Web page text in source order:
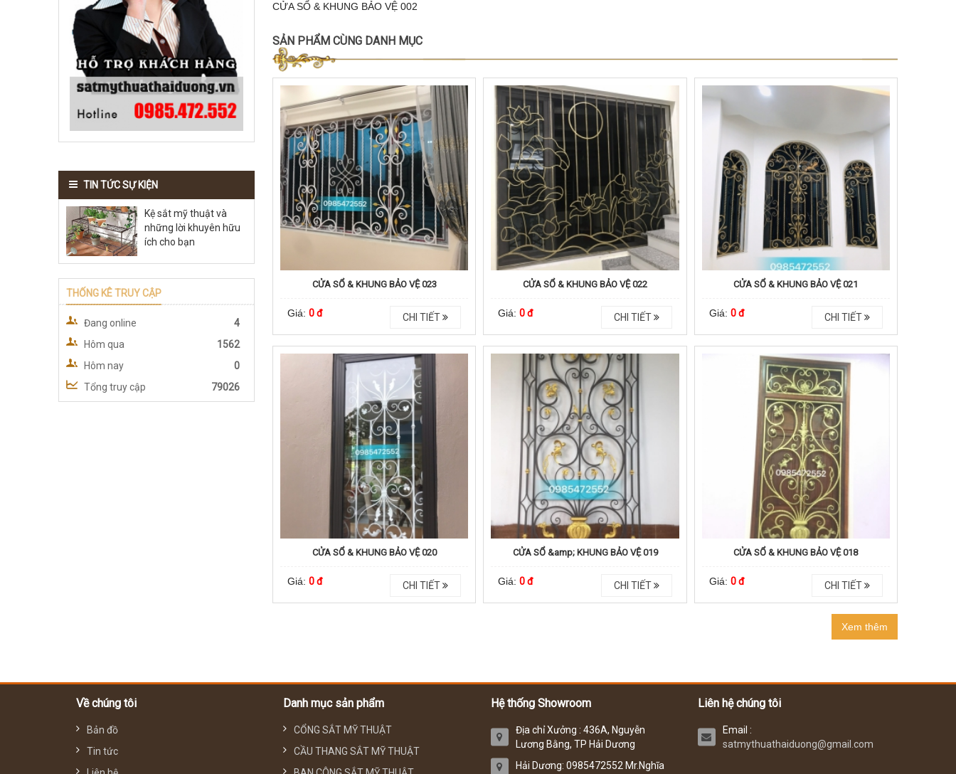
TIN TỨC SỰ KIỆN
Kệ sắt mỹ thuật và
những lời khuyên hữu
ích cho bạn
THỐNG KÊ TRUY CẬP
Đang online
4
Hôm qua
1562
Hôm nay
0
Tổng truy cập
79026
CỬA SỔ & KHUNG BẢO VỆ 002
SẢN PHẨM CÙNG DANH MỤC
CỬA SỔ & KHUNG BẢO VỆ 023
Giá:0 đ CHI TIẾT
CỬA SỔ & KHUNG BẢO VỆ 022
Giá:0 đ CHI TIẾT
CỬA SỔ & KHUNG BẢO VỆ 021
Giá: 0 đ CHI TIẾT
CỬA SỔ & KHUNG BẢO VỆ 020
Giá:0 đ CHI TIẾT
CỬA SỔ &amp; KHUNG BẢO VỆ 019
Giá:0 đ CHI TIẾT
CỬA SỔ & KHUNG BẢO VỆ 018
Giá: 0 đ CHI TIẾT
Xem thêm
Về chúng tôi
Bản đồ
Tin tức
Danh mục sản phẩm
CỔNG SẮT MỸ THUẬT
CẦU THANG SẮT MỸ THUẬT
Hệ thống Showroom
Địa chỉ Xưởng : 436A, Nguyễn
Lương Bằng, TP Hải Dương
Hải Dương: 0985472552 Mr.Nghĩa
Liên hệ chúng tôi
Email :
satmythuathaiduong@gmail.com